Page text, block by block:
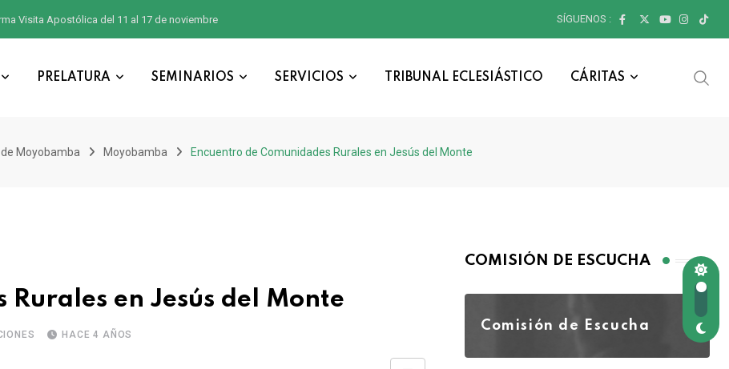
Visita Apostólica del 11 al 17 de noviembre SÍGUENOS :
PRELATURA SEMINARIOS SERVICIOS TRIBUNAL ECLESIÁSTICO CÁRITAS
Moyobamba Moyobamba Encuentro de Comunidades Rurales en Jesús del Monte
Rurales en Jesús del Monte
HACE 4 AÑOS
COMISIÓN DE ESCUCHA
Comisión de Escucha